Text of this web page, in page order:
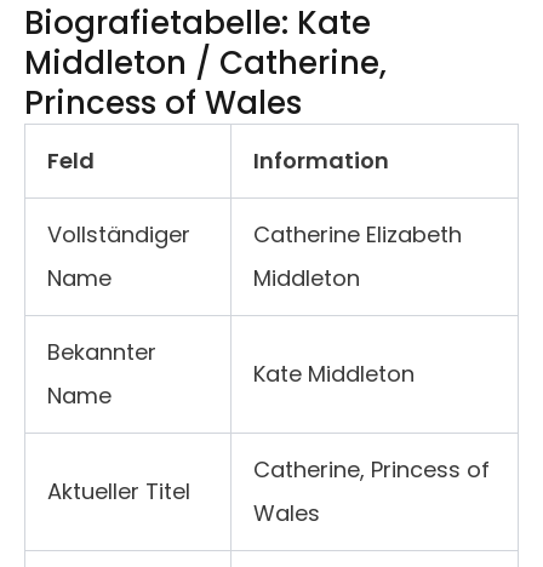
Biografietabelle: Kate
Middleton / Catherine,
Princess of Wales
Feld Information
Vollständiger
Name
Catherine Elizabeth
Middleton
Bekannter
Name
Kate Middleton
Aktueller Titel
Catherine, Princess of
Wales